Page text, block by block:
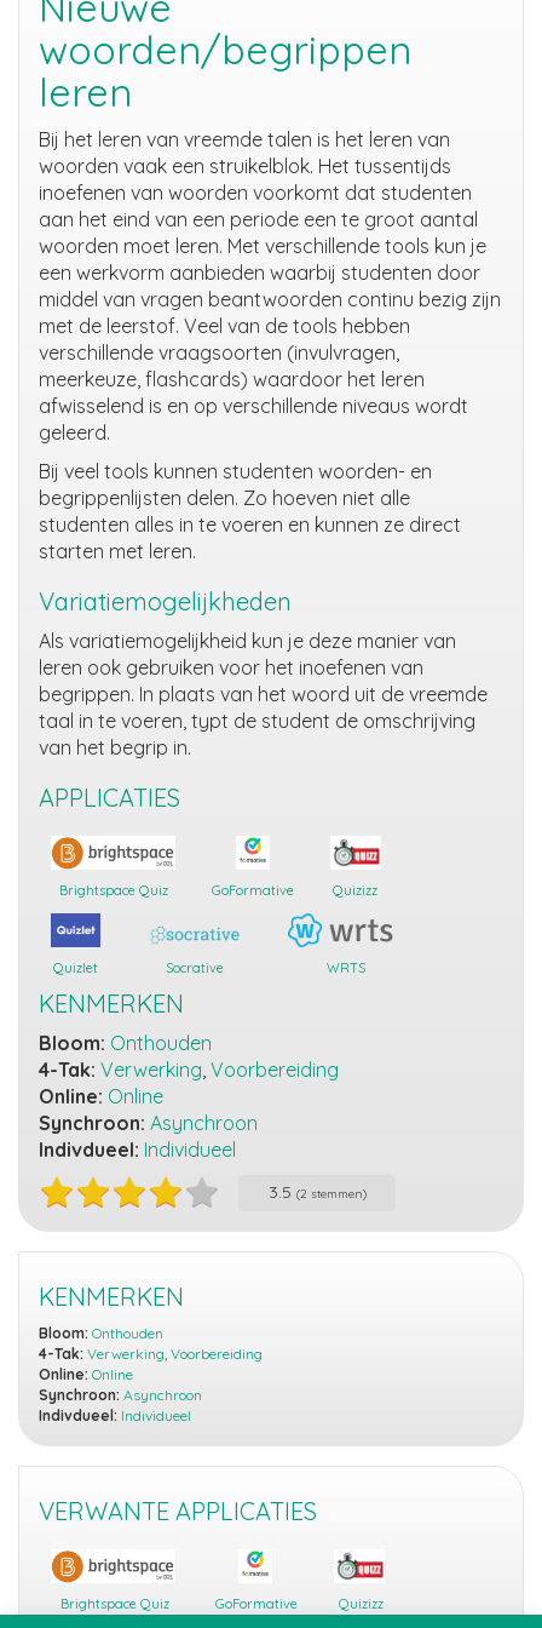
woorden/begrippen
leren
Bij het leren van vreemde talen is het leren van
woorden vaak een struikelblok. Het tussentijds
inoefenen van woorden voorkomt dat studenten
aan het eind van een periode een te groot aantal
woorden moet leren. Met verschillende tools kun je
een werkvorm aanbieden waarbij studenten door
middel van vragen beantwoorden continu bezig zijn
met de leerstof. Veel van de tools hebben
verschillende vraagsoorten (invulvragen,
meerkeuze, flashcards) waardoor het leren
afwisselend is en op verschillende niveaus wordt
geleerd.
Bij veel tools kunnen studenten woorden- en
begrippenlijsten delen. Zo hoeven niet alle
studenten alles in te voeren en kunnen ze direct
starten met leren.
Variatiemogelijkheden
Als variatiemogelijkheid kun je deze manier van
leren ook gebruiken voor het inoefenen van
begrippen. In plaats van het woord uit de vreemde
taal in te voeren, typt de student de omschrijving
van het begrip in.
APPLICATIES
Brightspace Quiz GoFormative Quizizz
Quizlet Socrative WRTS
KENMERKEN
Bloom: Onthouden
4-Tak: Verwerking, Voorbereiding
Online: Online
Synchroon: Asynchroon
Indivdueel: Individueel
3.5 (2 stemmen)
KENMERKEN
Bloom: Onthouden
4-Tak: Verwerking, Voorbereiding
Online: Online
Synchroon: Asynchroon
Indivdueel: Individueel
VERWANTE APPLICATIES
Brightspace Quiz GoFormative Quizizz